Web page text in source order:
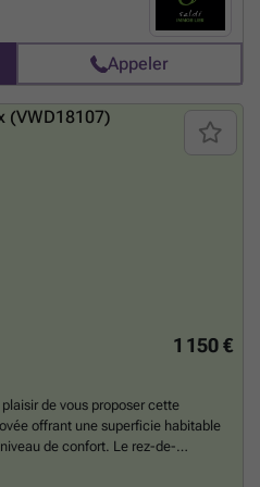
au gaz. Loyer : 950 € / mois
Les informations reprises dans
indicatif et ne constituent pas un
se réservent le droit de
En savoir plus ?
Appeler
1 150 €
de vous proposer cette
offrant une superficie habitable
de confort. Le rez-de-